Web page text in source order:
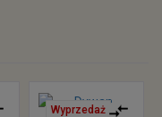
Wyprzedaż